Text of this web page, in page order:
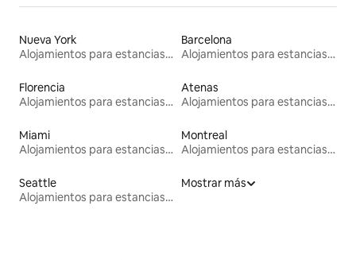
Nueva York
Alojamientos para estancias largas
Barcelona
Alojamientos para estancias largas
Florencia
Alojamientos para estancias largas
Atenas
Alojamientos para estancias largas
Miami
Alojamientos para estancias largas
Montreal
Alojamientos para estancias largas
Seattle
Alojamientos para estancias largas
Mostrar más